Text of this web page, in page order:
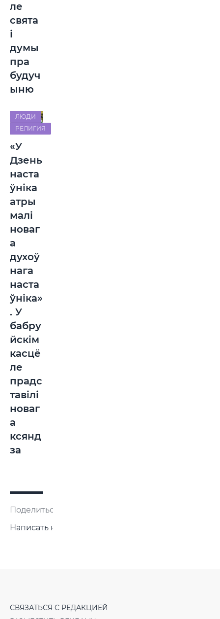
ле
свята
і
думы
пра
будуч
ыню
ЛЮДИ
РЕЛИГИЯ
«У
Дзень
наста
ўніка
атры
малі
новаг
а
духоў
нага
наста
ўніка»
. У
бабру
йскім
касцё
ле
прадс
тавілі
новаг
а
ксянд
за
Поделиться:
Написать нам
СВЯЗАТЬСЯ С РЕДАКЦИЕЙ